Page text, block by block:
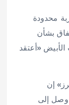
‌محدودة
بشأن
«​أعتقد
إن
وصل إلى